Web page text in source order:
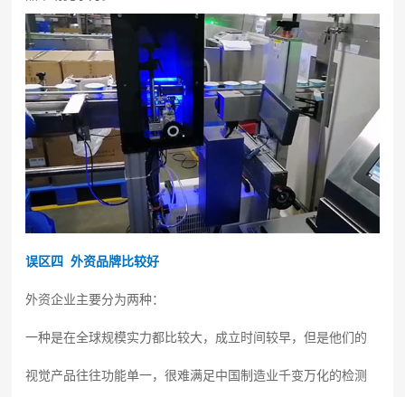
误区四 外资品牌比较好
外资企业主要分为两种：
一种是在全球规模实力都比较大，成立时间较早，但是他们的
视觉产品往往功能单一，很难满足中国制造业千变万化的检测